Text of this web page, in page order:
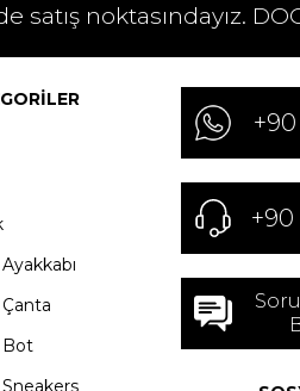
satış noktasındayız.
Çanta
Bot
Sneakers
+90